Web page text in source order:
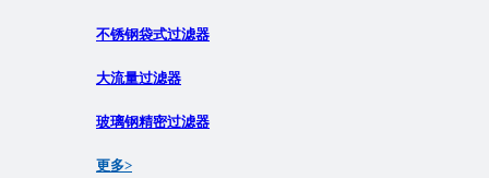
不锈钢袋式过滤器
大流量过滤器
玻璃钢精密过滤器
更多>